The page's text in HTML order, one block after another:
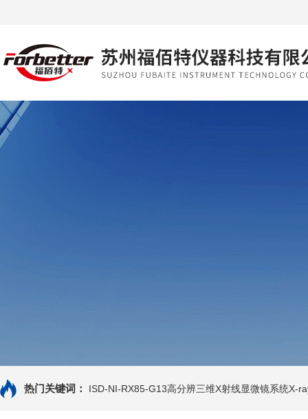
热门关键词： ISD-NI-RX85-G13高分辨三维X射线显微镜系统X-